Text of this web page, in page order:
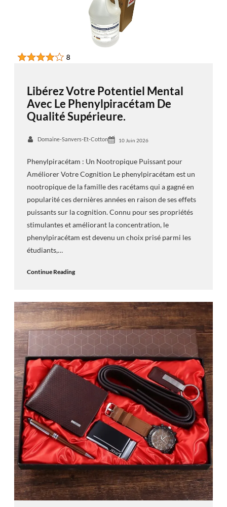
Libérez Votre Potentiel Mental
Avec Le Phenylpiracétam De
Qualité Supérieure.
Domaine-Sanvers-Et-Cotton 10 Juin 2026
Phenylpiracétam : Un Nootropique Puissant pour
Améliorer Votre Cognition Le phenylpiracétam est un
nootropique de la famille des racétams qui a gagné en
popularité ces dernières années en raison de ses effets
puissants sur la cognition. Connu pour ses propriétés
stimulantes et améliorant la concentration, le
phenylpiracétam est devenu un choix prisé parmi les
étudiants,…
Continue Reading